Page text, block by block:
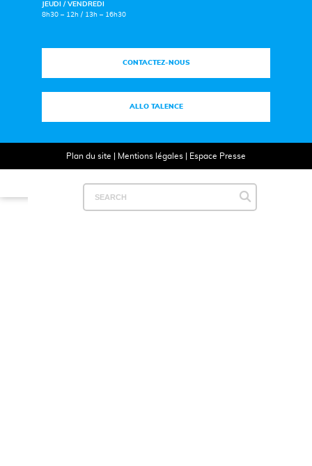
JEUDI / VENDREDI
8h30 – 12h / 13h – 16h30
CONTACTEZ-NOUS
ALLO TALENCE
Plan du site Mentions légales| Espace Presse